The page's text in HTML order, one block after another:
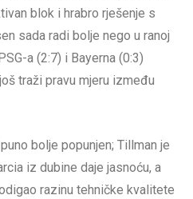
blok i hrabro rješenje s
sada radi bolje nego u ranoj
a (2:7) i Bayerna (0:3)
traži pravu mjeru između
bolje popunjen; Tillman je
iz dubine daje jasnoću, a
razinu tehničke kvalitete